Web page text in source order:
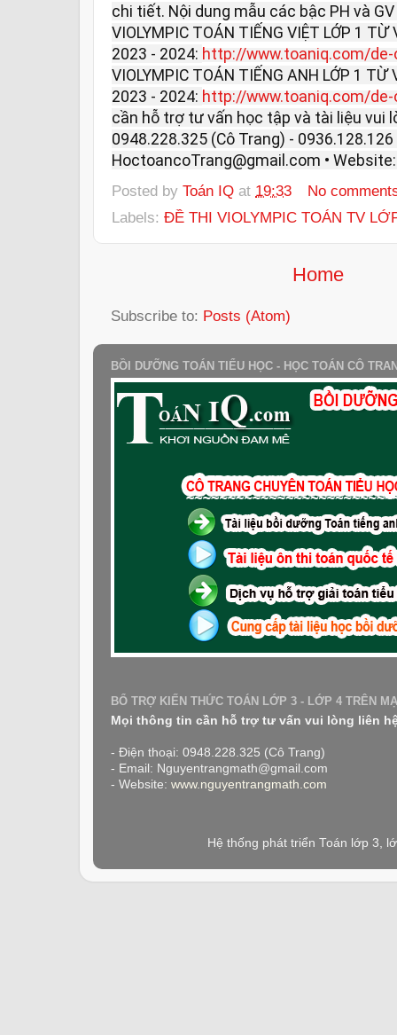
chi tiết. Nội dung mẫu các bậc PH và
VIOLYMPIC TOÁN TIẾNG VIỆT LỚP 1
2023 - 2024: http://www.toaniq.com/de-
VIOLYMPIC TOÁN TIẾNG ANH LỚP 1 TỪ
2023 - 2024: http://www.toaniq.com/de-
cần hỗ trợ tư vấn học tập và tài liệu vui
0948.228.325 (Cô Trang) - 0936.128.126
HoctoancoTrang@gmail.com •
Posted by Toán IQ at 19:33
No
Labels: ĐỀ THI VIOLYMPIC TOÁN TV
Home
Subscribe to: Posts (Atom)
BỒI DƯỠNG TOÁN TIỂU HỌC - HỌC TOÁN CÔ
BỔ TRỢ KIẾN THỨC TOÁN LỚP 3 - LỚP 4 TRÊN
Mọi thông tin cần hỗ trợ tư vấn vui lòng liên
- Điện thoại: 0948.228.325 (Cô Trang)
- Email: Nguyentrangmath@gmail.com
- Website: www.nguyentrangmath.com
Hệ thống phát triển Toán lớp 3,